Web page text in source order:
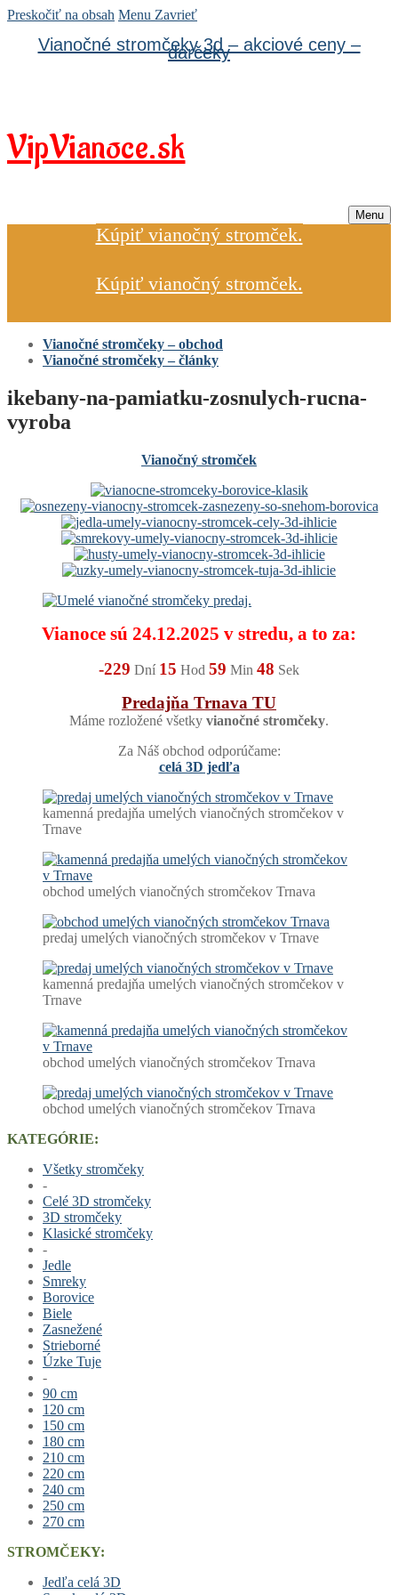
Preskočiť na obsah Menu Zavrieť
Vianočné stromčeky 3d – akciové ceny –
darčeky
VipVianoce.sk
Menu
Kúpiť vianočný stromček.
Kúpiť vianočný stromček.
Vianočné stromčeky – obchod
Vianočné stromčeky – články
ikebany-na-pamiatku-zosnulych-rucna-
vyroba
Vianočný stromček
Vianoce sú 24.12.2025 v stredu, a to za:
-229 Dní 15 Hod 59 Min 48 Sek
Predajňa Trnava TU
Máme rozložené všetky vianočné stromčeky.
Za Náš obchod odporúčame:
celá 3D jedľa
kamenná predajňa umelých vianočných stromčekov v
Trnave
obchod umelých vianočných stromčekov Trnava
predaj umelých vianočných stromčekov v Trnave
kamenná predajňa umelých vianočných stromčekov v
Trnave
obchod umelých vianočných stromčekov Trnava
obchod umelých vianočných stromčekov Trnava
KATEGÓRIE:
Všetky stromčeky
-
Celé 3D stromčeky
3D stromčeky
Klasické stromčeky
-
Jedle
Smreky
Borovice
Biele
Zasnežené
Strieborné
Úzke Tuje
-
90 cm
120 cm
150 cm
180 cm
210 cm
220 cm
240 cm
250 cm
270 cm
STROMČEKY:
Jedľa celá 3D